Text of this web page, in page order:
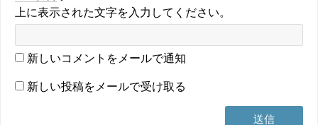
上に表示された文字を入力してください。
新しいコメントをメールで通知
新しい投稿をメールで受け取る